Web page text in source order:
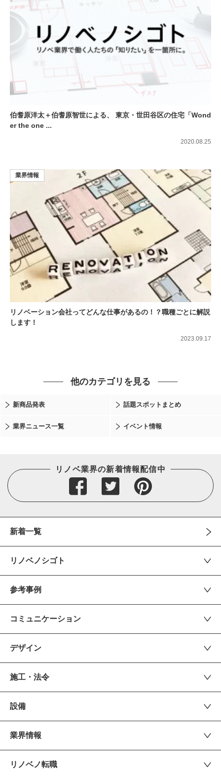
伯耆原洋太＋伯耆原智世による、 東京・世田谷区の住宅「Wond
er the one ...
2020.08.25
リノベーション会社ってどんな仕事があるの！？職種ごとに解説
します！
業界情報
2023.09.17
他のカテゴリを見る
新商品発表 話題スポットまとめ
業界ニュース一覧 イベント情報
リノベ業界の新着情報配信中
新着一覧
リノベノシゴト
参考事例
コミュニケーション
デザイン
施工・法令
設備
業界情報
リノベノ転職